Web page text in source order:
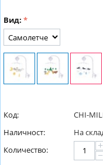
Вид:
Код:
CHI-
Наличност:
На
Количество:
+
−